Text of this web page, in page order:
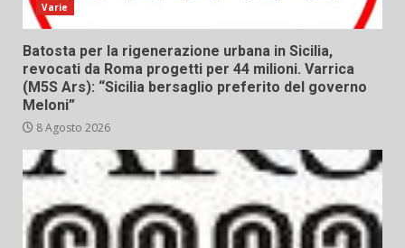
Varie
Batosta per la rigenerazione urbana in Sicilia,
revocati da Roma progetti per 44 milioni. Varrica
(M5S Ars): “Sicilia bersaglio preferito del governo
Meloni”
8 Agosto 2026